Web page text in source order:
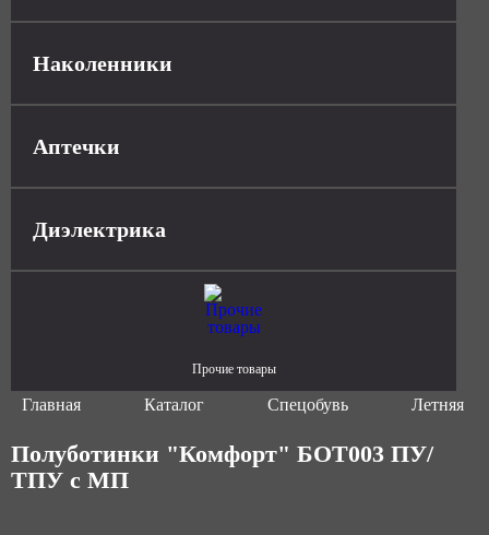
Наколенники
Аптечки
Диэлектрика
Прочие товары
Главная Каталог Спецобувь Летняя
Полуботинки "Комфорт" БОТ003 ПУ/
ТПУ с МП